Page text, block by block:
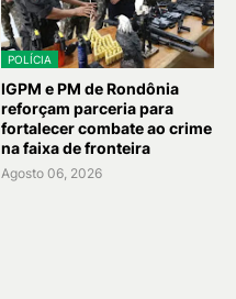
POLÍCIA
IGPM e PM de Rondônia
reforçam parceria para
fortalecer combate ao crime
na faixa de fronteira
Agosto 06, 2026